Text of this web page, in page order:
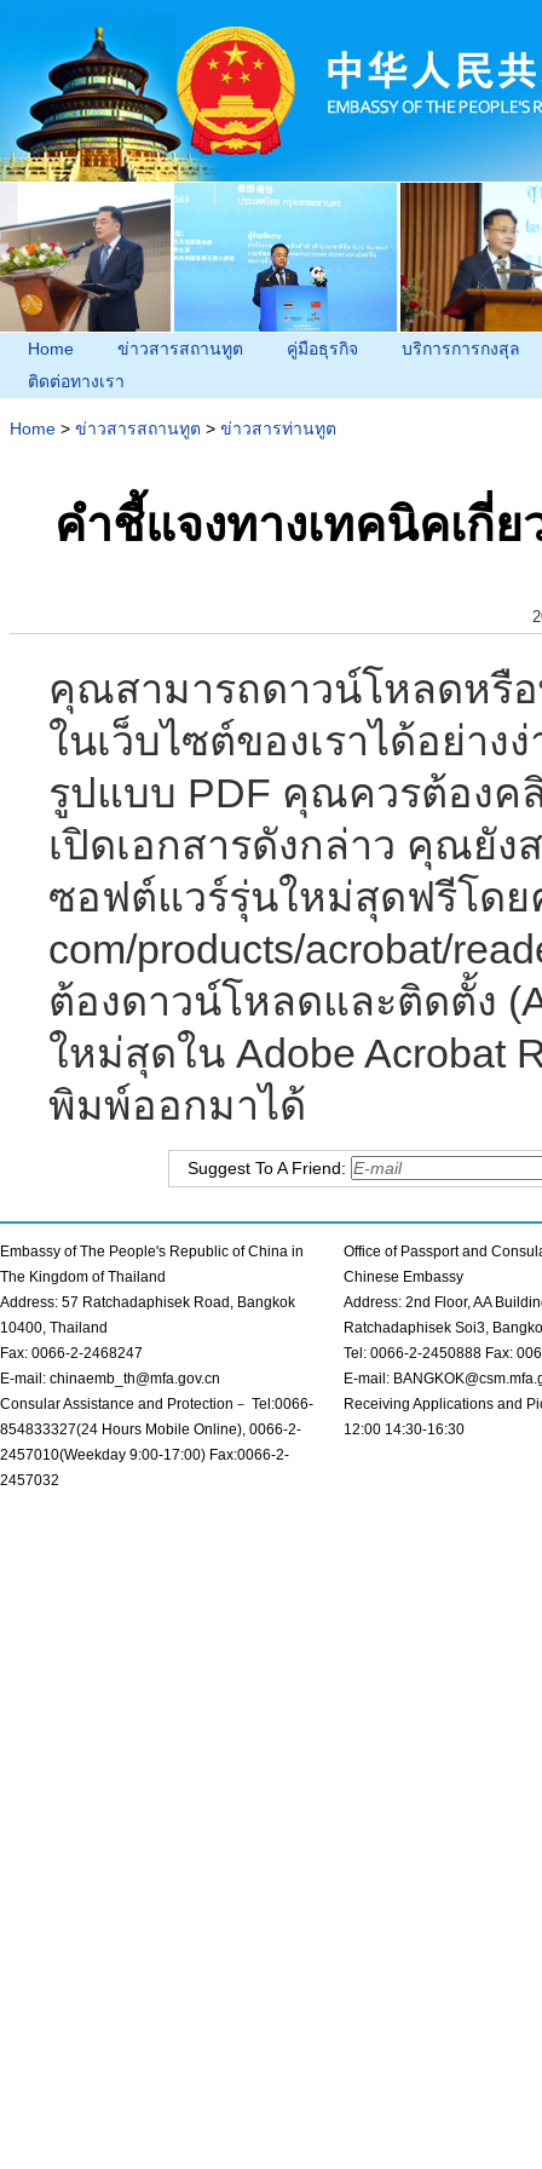
Home ข่าวสารสถานทูต คู่มือธุรกิจ
บริการการกงสุล
ติดต่อทางเรา
Home > ข่าวสารสถานทูต > ข่าวสารท่านทูต
คำชี้แจงทางเทคนิคเกี่
คุณสามารถดาวน์โหลดหรื
ในเว็บไซต์ของเราได้อย่าง
รูปแบบ PDF คุณควรต้องคลิ
เปิดเอกสารดังกล่าว คุณยั
ซอฟต์แวร์รุ่นใหม่สุดฟรีโดย
com/products/acrobat/
ต้องดาวน์โหลดและติดตั้ง
ใหม่สุดใน Adobe Acrobat
พิมพ์ออกมาได้
Suggest To A Friend:
Embassy of The People's Republic of China in
The Kingdom of Thailand
Address: 57 Ratchadaphisek Road, Bangkok
10400, Thailand
Fax: 0066-2-2468247
E-mail: chinaemb_th@mfa.gov.cn
Consular Assistance and Protection－ Tel:0066-
854833327(24 Hours Mobile Online), 0066-2-
2457010(Weekday 9:00-17:00) Fax:0066-2-
2457032
Office of Passport and
Chinese Embassy
Address: 2nd Floor, AA
Ratchadaphisek Soi3,
Tel: 0066-2-2450888 Fax:
E-mail:
Receiving Applications and
12:00 14:30-16:30